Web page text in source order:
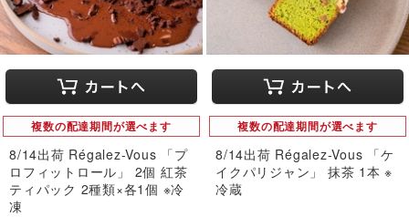
複数の配達期間が選べます
8/14出荷 Régalez-Vous 「プ
ロフィットロール」 2個 紅茶
ティパック 2種類×各1個 ※冷
凍
複数の配達期間が選べます
8/14出荷 Régalez-Vous 「ケ
イクパリジャン」 抹茶 1本 ※
冷蔵